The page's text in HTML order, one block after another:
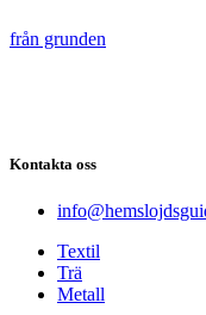
från grunden
Kontakta oss
Textil
Trä
Metall